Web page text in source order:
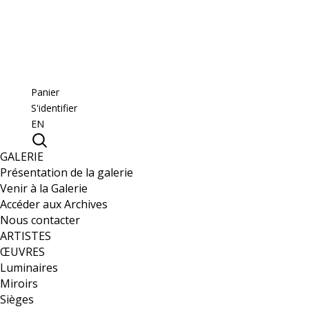
Panier
S'identifier
EN
GALERIE
Présentation de la galerie
Venir à la Galerie
Accéder aux Archives
Nous contacter
ARTISTES
ŒUVRES
Luminaires
Miroirs
Sièges